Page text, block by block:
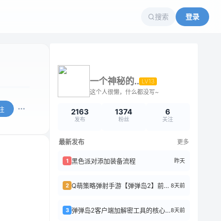
搜索 登录
一个神秘的.. LV13
这个人很懒，什么都没写~
2163
发布
1374
粉丝
6
关注
最新发布 更多
1 黑色派对添加装备流程 昨天
2 Q萌策略弹射手游【弹弹岛2】前后端全套源码+搭建教程 8天前
3 弹弹岛2客户端加解密工具的核心逻辑8天前